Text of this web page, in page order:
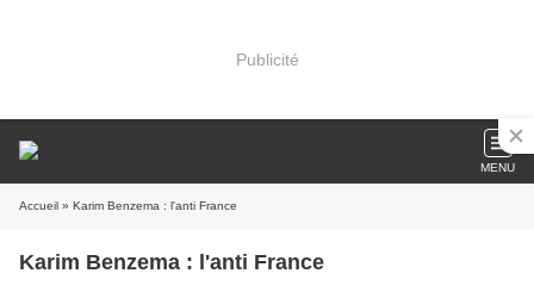
Publicité
MENU
Accueil » Karim Benzema : l'anti France
Karim Benzema : l'anti France